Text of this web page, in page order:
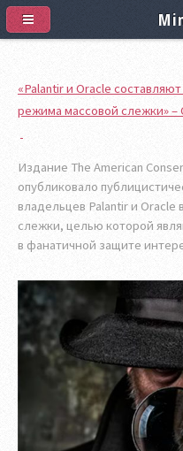
«Palantir и Oracle
режима массовой слежки»
Издание The American
опубликовало
владельцев Palantir и Oracle
слежки, целью которой
в фанатичной защите